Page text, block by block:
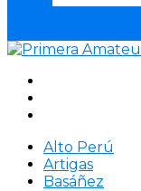
Alto Perú
Artigas
Basáñez